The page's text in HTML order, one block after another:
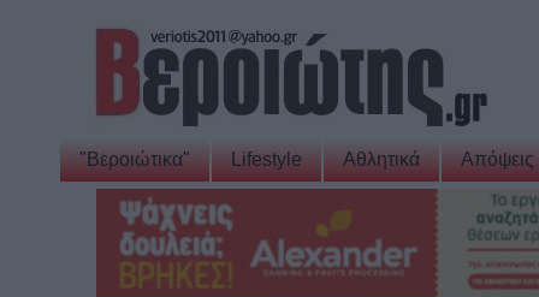
"Βεροιώτικα" Lifestyle Αθλητικά Απόψεις